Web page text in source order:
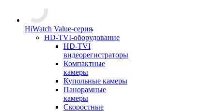
HiWatch Value-серия
HD-TVI-оборудование
HD-TVI
видеорегистраторы
Компактные
камеры
Купольные камеры
Панорамные
камеры
Скоростные